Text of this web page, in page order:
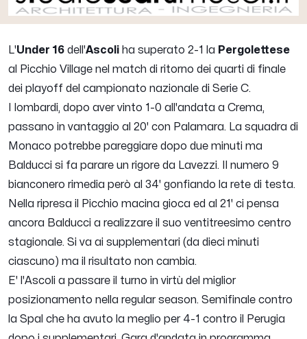
L'Under 16 dell'Ascoli ha superato 2-1 la Pergolettese
al Picchio Village nel match di ritorno dei quarti di finale
dei playoff del campionato nazionale di Serie C.
I lombardi, dopo aver vinto 1-0 all'andata a Crema,
passano in vantaggio al 20' con Palamara. La squadra di
Monaco potrebbe pareggiare dopo due minuti ma
Balducci si fa parare un rigore da Lavezzi. Il numero 9
bianconero rimedia però al 34' gonfiando la rete di testa.
Nella ripresa il Picchio macina gioca ed al 21' ci pensa
ancora Balducci a realizzare il suo ventitreesimo centro
stagionale. Si va ai supplementari (da dieci minuti
ciascuno) ma il risultato non cambia.
E' l'Ascoli a passare il turno in virtù del miglior
posizionamento nella regular season. Semifinale contro
la Spal che ha avuto la meglio per 4-1 contro il Perugia